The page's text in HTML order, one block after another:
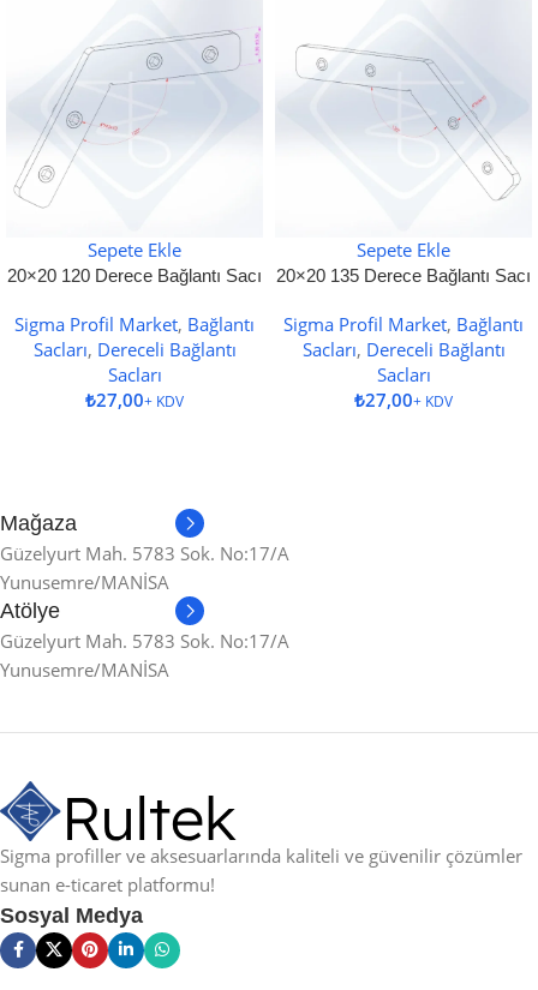
Sepete Ekle
20×20 120 Derece Bağlantı Sacı
Sigma Profil Market, Bağlantı
Sacları, Dereceli Bağlantı
Sacları
₺
Sepete Ekle
20×20 135 Derece Bağlantı Sacı
Sigma Profil Market, Bağlantı
Sacları, Dereceli Bağlantı
Sacları
₺
Mağaza
Güzelyurt Mah. 5783 Sok. No:17/A
Yunusemre/MANİSA
Atölye
Güzelyurt Mah. 5783 Sok. No:17/A
Yunusemre/MANİSA
Sigma profiller ve aksesuarlarında kaliteli ve güvenilir çözümler
sunan e-ticaret platformu!
Sosyal Medya